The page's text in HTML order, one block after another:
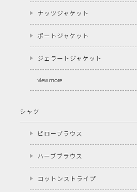
ナッツジャケット
ポートジャケット
ジェラートジャケット
view more
シャツ
ピローブラウス
ハーブブラウス
コットンストライプ